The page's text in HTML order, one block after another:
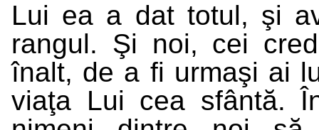
Lui ea a dat totul, şi
rangul. Şi noi, cei
înalt, de a fi urmaşi ai
viaţa Lui cea sfântă.